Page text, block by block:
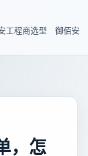
工程商选型
御佰安
，怎